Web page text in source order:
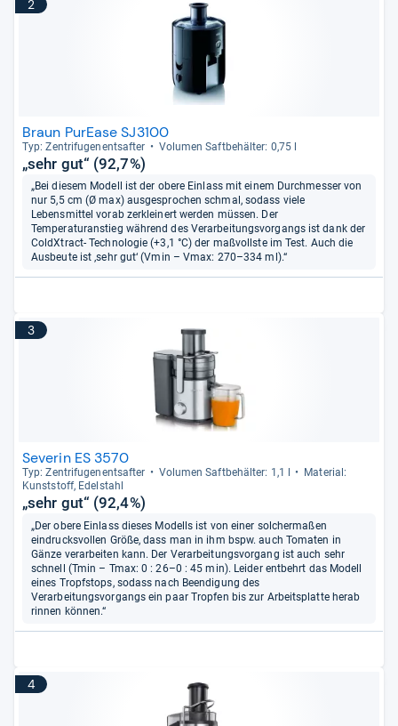
2
Braun PurEase SJ3100
Typ: Zen­tri­fu­gen­ent­saf­ter Volu­men Saft­be­häl­ter: 0,75 l
„sehr gut“ (92,7%)
„Bei diesem Modell ist der obere Einlass mit einem Durchmesser von
nur 5,5 cm (Ø max) ausgesprochen schmal, sodass viele
Lebensmittel vorab zerkleinert werden müssen. Der
Temperaturanstieg während des Verarbeitungsvorgangs ist dank der
ColdXtract- Technologie (+3,1 °C) der maßvollste im Test. Auch die
Ausbeute ist ‚sehr gut‘ (Vmin – Vmax: 270–334 ml).“
3
Severin ES 3570
Typ: Zen­tri­fu­gen­ent­saf­ter Volu­men Saft­be­häl­ter: 1,1 l
Mate­rial:
Kunst­stoff, Edel­stahl
„sehr gut“ (92,4%)
„Der obere Einlass dieses Modells ist von einer solchermaßen
eindrucksvollen Größe, dass man in ihm bspw. auch Tomaten in
Gänze verarbeiten kann. Der Verarbeitungsvorgang ist auch sehr
schnell (Tmin – Tmax: 0 : 26–0 : 45 min). Leider entbehrt das Modell
eines Tropfstops, sodass nach Beendigung des
Verarbeitungsvorgangs ein paar Tropfen bis zur Arbeitsplatte herab
rinnen können.“
4